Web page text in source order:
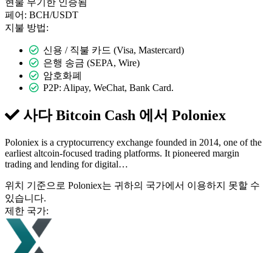
현물 무기한 인증됨
페어: BCH/USDT
지불 방법:
신용 / 직불 카드 (Visa, Mastercard)
은행 송금 (SEPA, Wire)
암호화폐
P2P: Alipay, WeChat, Bank Card.
사다 Bitcoin Cash 에서 Poloniex
Poloniex is a cryptocurrency exchange founded in 2014, one of the
earliest altcoin-focused trading platforms. It pioneered margin
trading and lending for digital…
위치 기준으로 Poloniex는 귀하의 국가에서 이용하지 못할 수
있습니다.
제한 국가: